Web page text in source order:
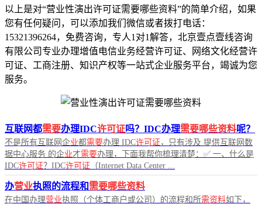
以上是对“营业性演出许可证需要哪些资料”的简单介绍，如果
您有任何疑问，可以添加我们微信或者拨打电话：
15321396264，免费咨询，专人1对1解答，北京壹点壹线咨询
有限公司专业办理增值电信业务经营许可证、网络文化经营许
可证、工商注册、知识产权等一站式企业服务平台，竭诚为您
服务。
互联网都需要办理IDC许可证吗？IDC办理需要哪些资料呢？
不是所有互联网企业都需要办理 IDC许可证 ，只有涉及 提供互联网数
据中心服务 的企业才需要办理，下面我帮你梳理清楚：✅ 一、什么是
IDC许可证？IDC许可证 （Internet Data Center ...
办营业执照的流程和需要哪些资料
在中国办理营业执照（个体工商户或公司）的流程和所需资料如下，